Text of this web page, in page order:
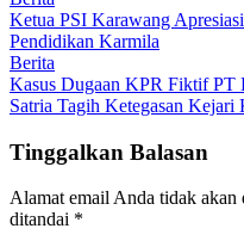
Ketua PSI Karawang
Pendidikan Karmila
Berita
Kasus Dugaan KPR Fiktif
Satria Tagih Ketegasan Kejari
Tinggalkan Balasan
Alamat email Anda tidak akan
ditandai *